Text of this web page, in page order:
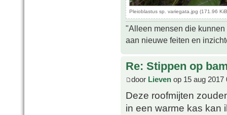
Pleioblastus sp. variegata.jpg (171.96
"Alleen mensen die
aan nieuwe feiten en
Re: Stippen op
door Lieven op 15 aug 2017
Deze roofmijten
in een warme kas kan